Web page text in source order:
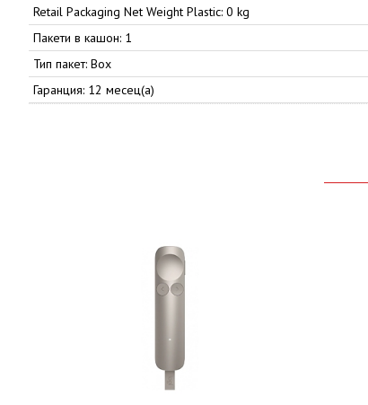
Retail Packaging Net Weight Plastic: 0 kg
Пакети в кашон: 1
Тип пакет: Box
Гаранция: 12 месец(а)